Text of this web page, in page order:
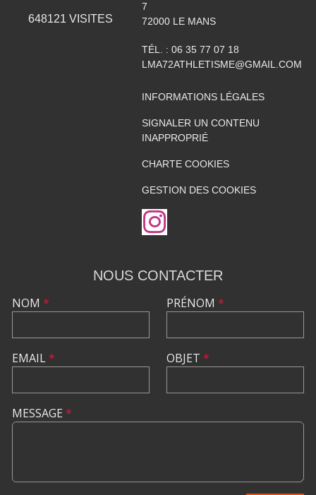
648121 VISITES
7
72000 LE MANS
TÉL. : 06 35 77 07 18
LMA72ATHLETISME@GMAIL.COM
INFORMATIONS LÉGALES
SIGNALER UN CONTENU
INAPPROPRIÉ
CHARTE COOKIES
GESTION DES COOKIES
NOUS CONTACTER
NOM *
EMAIL*
PRÉNOM *
OBJET *
MESSAGE *